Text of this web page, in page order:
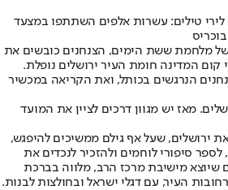
טילים: עשרות אלפים השתתפו במצעד
מלחמת ששת הימים, הצנחנים כובשים את
19 שנה אחרי קום המדינה חומת העיר ירושלים נופלת.
הנרגשים בכותל, ואת הקריאה במכשיר
מאז יש מגוון דרכים לציין את המועד
ירושלים, שעל אף גילם ממשיכים להיפגש,
סיפורי לוחמים ולהזכיר לנכדים את
שיוצא מישיבת מרכז הרב, מלווה בברכת
העיר, עם דגלי ישראל ובחולצות לבנות.